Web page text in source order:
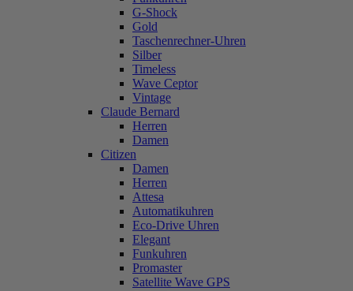
G-Shock
Gold
Taschenrechner-Uhren
Silber
Timeless
Wave Ceptor
Vintage
Claude Bernard
Herren
Damen
Citizen
Damen
Herren
Attesa
Automatikuhren
Eco-Drive Uhren
Elegant
Funkuhren
Promaster
Satellite Wave GPS